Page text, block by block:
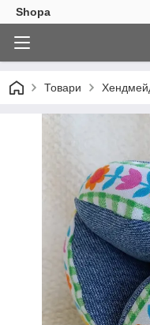
Shopa
Товари